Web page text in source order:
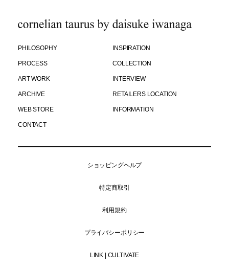
PHILOSOPHY INSPIRATION
PROCESS COLLECTION
ART WORK INTERVIEW
ARCHIVE RETAILERS LOCATION
WEB STORE INFORMATION
CONTACT
ショッピングヘルプ
特定商取引
利用規約
プライバシーポリシー
LINK | CULTIVATE